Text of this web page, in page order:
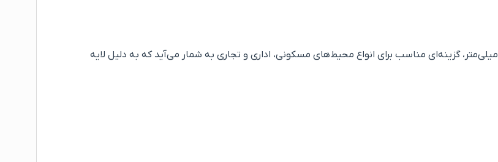
کفپوش پی وی سی پرتردد دارای استاندارد ISO ۹۰۰۱ و با ضخامت ۳ میلی‌متر، گزینه‌ای مناسب برای انواع محیط‌های مسکونی، اداری و تجاری به شمار می‌آید که به دلیل لایه